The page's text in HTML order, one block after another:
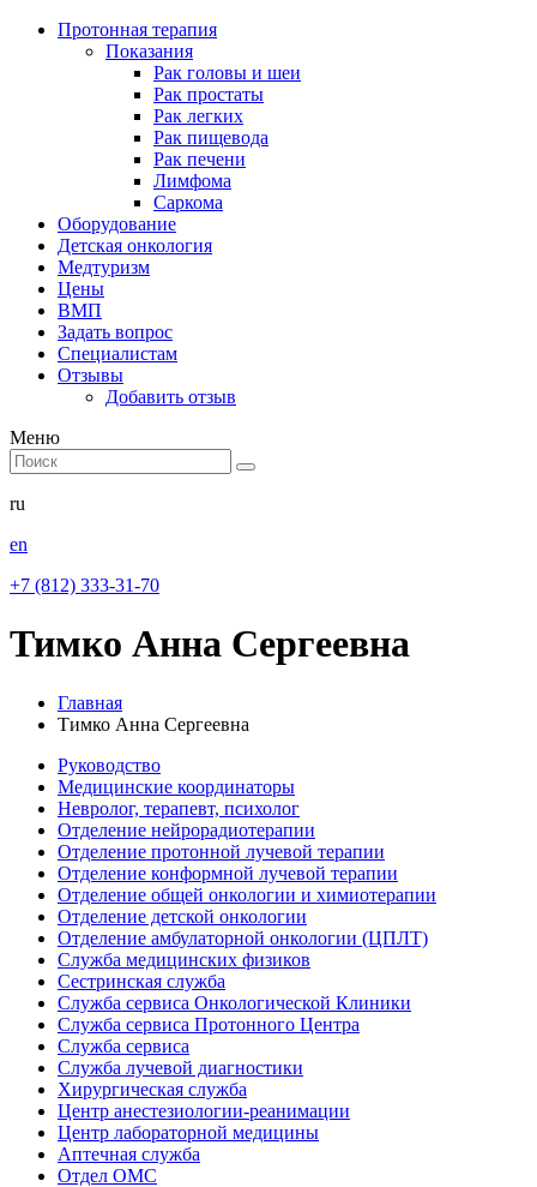
Протонная терапия
Показания
Рак головы и шеи
Рак простаты
Рак легких
Рак пищевода
Рак печени
Лимфома
Саркома
Оборудование
Детская онкология
Медтуризм
Цены
ВМП
Задать вопрос
Специалистам
Отзывы
Добавить отзыв
Меню
ru
en
+7 (812) 333-31-70
Тимко Анна Сергеевна
Главная
Тимко Анна Сергеевна
Руководство
Медицинские координаторы
Невролог, терапевт, психолог
Отделение нейрорадиотерапии
Отделение протонной лучевой терапии
Отделение конформной лучевой терапии
Отделение общей онкологии и химиотерапии
Отделение детской онкологии
Отделение амбулаторной онкологии (ЦПЛТ)
Служба медицинских физиков
Сестринская служба
Служба сервиса Онкологической Клиники
Служба сервиса Протонного Центра
Служба сервиса
Служба лучевой диагностики
Хирургическая служба
Центр анестезиологии-реанимации
Центр лабораторной медицины
Аптечная служба
Отдел ОМС